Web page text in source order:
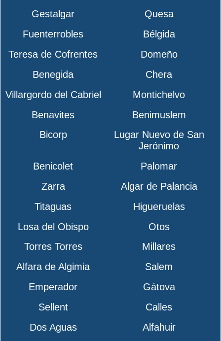
Gestalgar
Quesa
Fuenterrobles
Bélgida
Teresa de Cofrentes
Domeño
Benegida
Chera
Villargordo del Cabriel
Montichelvo
Benavites
Benimuslem
Bicorp
Lugar Nuevo de San
Jerónimo
Benicolet
Palomar
Zarra
Algar de Palancia
Titaguas
Higueruelas
Losa del Obispo
Otos
Torres Torres
Millares
Alfara de Algimia
Salem
Emperador
Gátova
Sellent
Calles
Dos Aguas
Alfahuir